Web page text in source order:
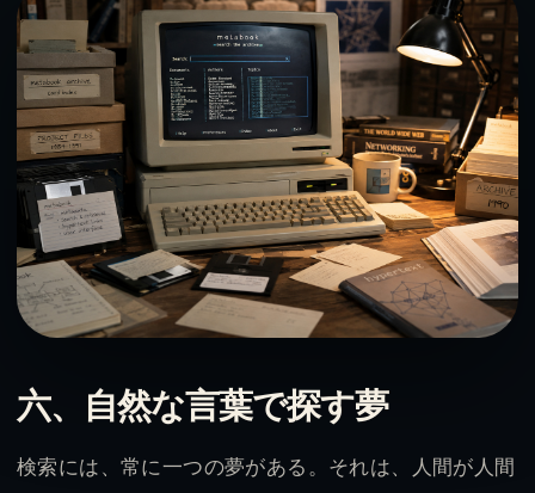
六、自然な言葉で探す夢
検索には、常に一つの夢がある。それは、人間が人間